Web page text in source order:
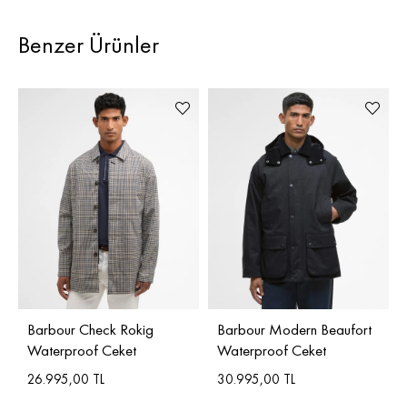
Benzer Ürünler
Barbour Check Rokig
Waterproof Ceket
26.995,00 TL
Barbour Modern Beaufort
Waterproof Ceket
30.995,00 TL